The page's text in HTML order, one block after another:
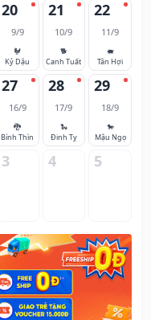
20
9/9
🐓
Kỷ Dậu
21
10/9
🐕
Canh Tuất
22
11/9
🐖
Tân Hợi
27
16/9
🐉
Bính Thìn
28
17/9
🐍
Đinh Tỵ
29
18/9
🐎
Mậu Ngọ
3 4 5